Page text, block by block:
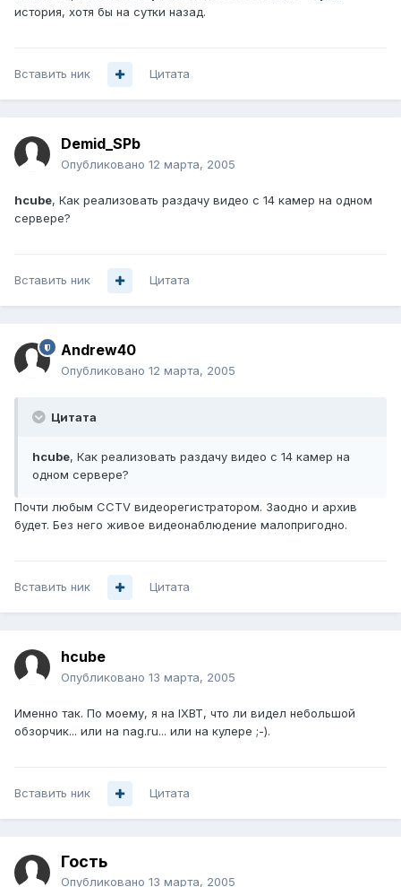
история, хотя бы на сутки назад.
Вставить ник Цитата
Demid_SPb
Опубликовано 12 марта, 2005
hcube, Как реализовать раздачу видео с 14 камер на одном
сервере?
Вставить ник Цитата
Andrew40
Опубликовано 12 марта, 2005
Цитата
hcube, Как реализовать раздачу видео с 14 камер на
одном сервере?
Почти любым CCTV видеорегистратором. Заодно и архив
будет. Без него живое видеонаблюдение малопригодно.
Вставить ник Цитата
hcube
Опубликовано 13 марта, 2005
Именно так. По моему, я на IXBT, что ли видел небольшой
обзорчик... или на nag.ru... или на кулере ;-).
Вставить ник Цитата
Гость
Опубликовано 13 марта, 2005